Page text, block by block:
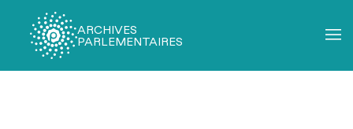
ARCHIVES
PARLEMENTAIRES